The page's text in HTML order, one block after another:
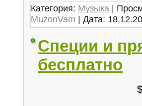
Категория: Музыка |
MuzonVam | Дата:
Специи и
бесплатно